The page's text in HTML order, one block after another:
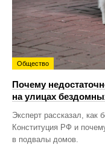
Общество
Почему
на улицах
Эксперт рассказал,
Конституция РФ и
в подвалы домов.